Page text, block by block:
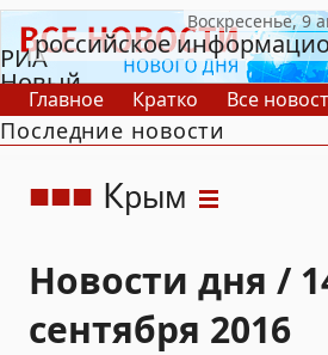
РИА
Новый
День
российское
Главное Кратко Все
В России
В мире
Последние новости
Крым
Новости дня /
сентября 2016